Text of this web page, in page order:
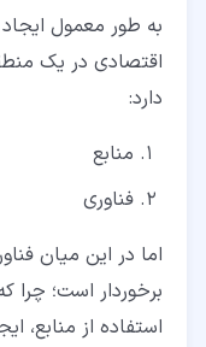
به طور معمول
اقتصادی در یک
دارد:
منابع
فناوری
اما در این میان
برخوردار است؛ چرا
استفاده از منابع،